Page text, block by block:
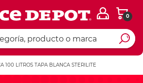
0
100 LITROS TAPA BLANCA STERILITE
Ingresar Codigo